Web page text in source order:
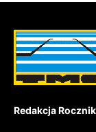
Redakcja